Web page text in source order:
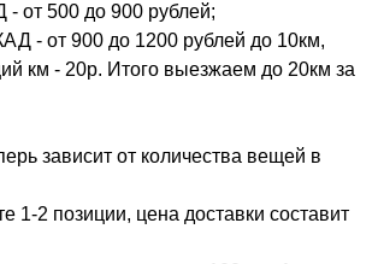
от 500 до 900 рублей;
- от 900 до 1200 рублей до 10км,
км - 20р. Итого выезжаем до 20км за
зависит от количества вещей в
1-2 позиции, цена доставки составит